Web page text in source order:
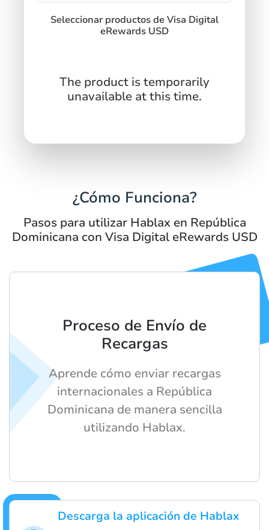
Seleccionar productos de Visa Digital
eRewards USD
The product is temporarily
unavailable at this time.
¿Cómo Funciona?
Pasos para utilizar Hablax en República
Dominicana con Visa Digital eRewards USD
Descarga la aplicación de Hablax
Proceso de Envío de
Recargas
Aprende cómo enviar recargas
internacionales a República
Dominicana de manera sencilla
utilizando Hablax.